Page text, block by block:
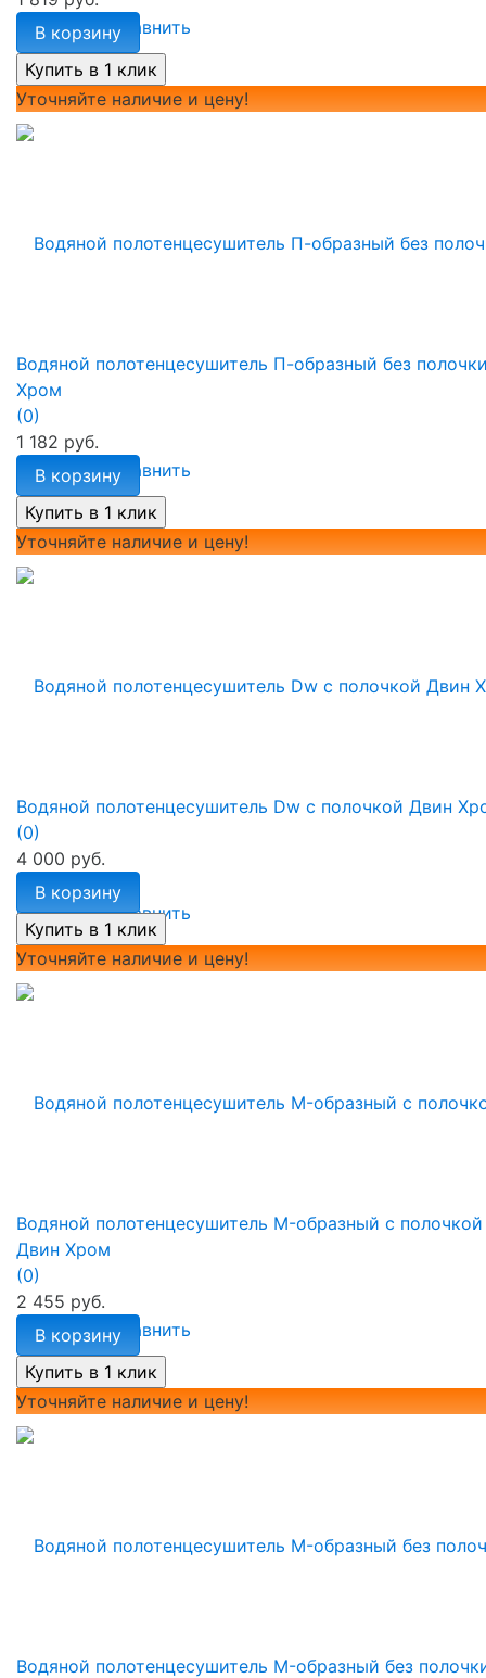
избранное сравнить
В корзину
Уточняйте наличие и цену!
избранное сравнить
Водяной полотенцесушитель П-образный без
Хром
(0)
1 182 руб.
В корзину
Уточняйте наличие и цену!
избранное сравнить
Водяной полотенцесушитель Dw с полочкой Двин
(0)
4 000 руб.
В корзину
Уточняйте наличие и цену!
избранное сравнить
Водяной полотенцесушитель M-образный с полочкой
Двин Хром
(0)
2 455 руб.
В корзину
Уточняйте наличие и цену!
Водяной полотенцесушитель M-образный без